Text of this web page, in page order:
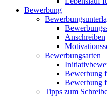
Bewerbung
Anschreiben
Bewerbungsarten
Bewerbung
Bewerbung
Tipps zum